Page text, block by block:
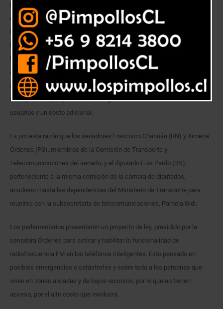
Pardo, pertenecientes a la Comisión de Transporte de sus respectivas
cámaras acudieron ante la subsecretaria de Telecomunicaciones
Pamela Gidi.
Hoy en día las personas que poseen un teléfono inteligente en Chile son
la mayoría. Pero no muchos están al tanto de que
estosSmartphone
tienen la señal de FM radio bloqueada. La única
forma de acceder a escuchar radio en los teléfonos es descargando
una aplicación, lo que involucra un gasto en los datos móviles de los
usuarios y un costo adicional.
Es por esta razón que los senadores Francisco Chahuán (RN) y Ximena
Órdenes (PS), miembros de la Comisión de Transporte y
Telecomunicaciones del senado, y el diputado Luis Pardo (RN),
perteneciente a la misma comisión de la cámara de diputados,
acudieron hasta las dependencias del Ministerio de Transporte para
reunirse con la subsecretaria de telecomunicaciones, Pamela Gidi.
Los parlamentarios presentaron un proyecto de ley, presidido por la
senadora Órdenes para activar y habilitar la funcionalidad de
radiofrecuencia FM en los teléfonos inteligentes. Esto pensado en
posibles emergencias o catástrofes y sobre todo a las personas que
viven en zonas aisladas y de bajos recursos, por lo que no tienen
acceso, por el alto costo que involucra.